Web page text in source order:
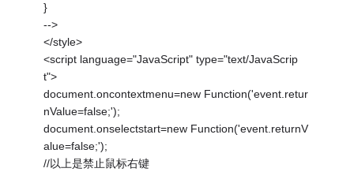
}
-->
</style>
<script language="JavaScript" type="text/JavaScrip
t">
document.oncontextmenu=new Function('event.retur
nValue=false;');
document.onselectstart=new Function('event.returnV
alue=false;');
//以上是禁止鼠标右键